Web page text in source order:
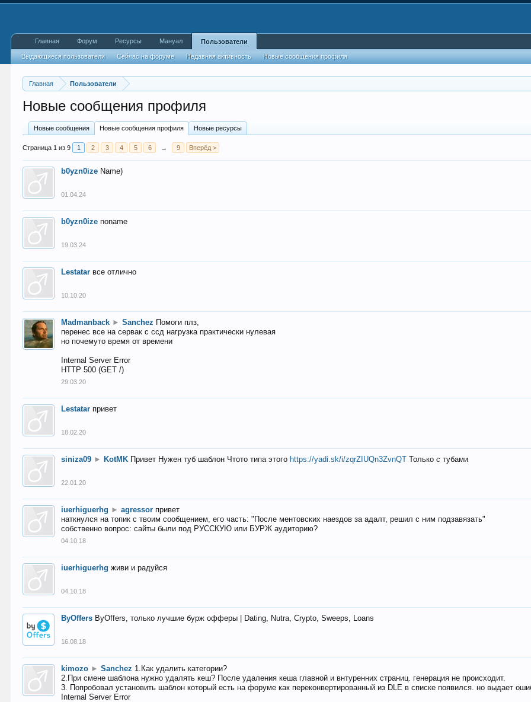
Главная Пользователи
Новые сообщения профиля
Новые сообщения Новые сообщения профиля Новые ресурсы
Страница 1 из 9 1 2 3 4 5 6 → 9 Вперёд >
b0yzn0ize Name)
01.04.24
b0yzn0ize noname
19.03.24
Lestatar все отлично
10.10.20
Madmanback ► Sanchez Помоги плз,
перенес все на сервак с ссд нагрузка практически нулевая
но почемуто время от времени
Internal Server Error
HTTP 500 (GET /)
29.03.20
Lestatar привет
18.02.20
siniza09 ► KotMK Привет Нужен туб шаблон Чтото типа этого https://yadi.sk/i/zqrZIUQn3ZvnQT Только с тубами
22.01.20
iuerhiguerhg ► agressor привет
наткнулся на топик с твоим сообщением, его часть: "После ментовских наездов за адалт, решил с ним подзавязать"
собственно вопрос: сайты были под РУССКУЮ или БУРЖ аудиторию?
04.10.18
iuerhiguerhg живи и радуйся
04.10.18
ByOffers ByOffers, только лучшие бурж офферы | Dating, Nutra, Crypto, Sweeps, Loans
16.08.18
kimozo ► Sanchez 1.Как удалить категории?
2.При смене шаблона нужно удалять кеш? После удаления кеша главной и внтуренних страниц. генерация не происходит.
3. Попробовал установить шаблон который есть на форуме как переконвертированный из DLE в списке появился. но выдает
Internal Server Error
Главная Форум Ресурсы Мануал Пользователи
Выдающиеся пользователи Сейчас на форуме Недавняя активность Новые сообщения профиля